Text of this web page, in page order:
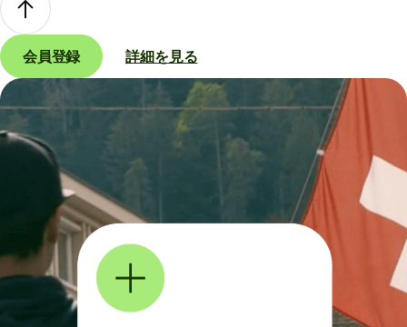
会員登録 詳細を見る